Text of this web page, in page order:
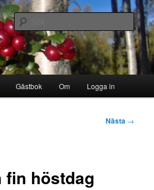
Sök
Gästbok Om Logga in
Nästa →
fin höstdag